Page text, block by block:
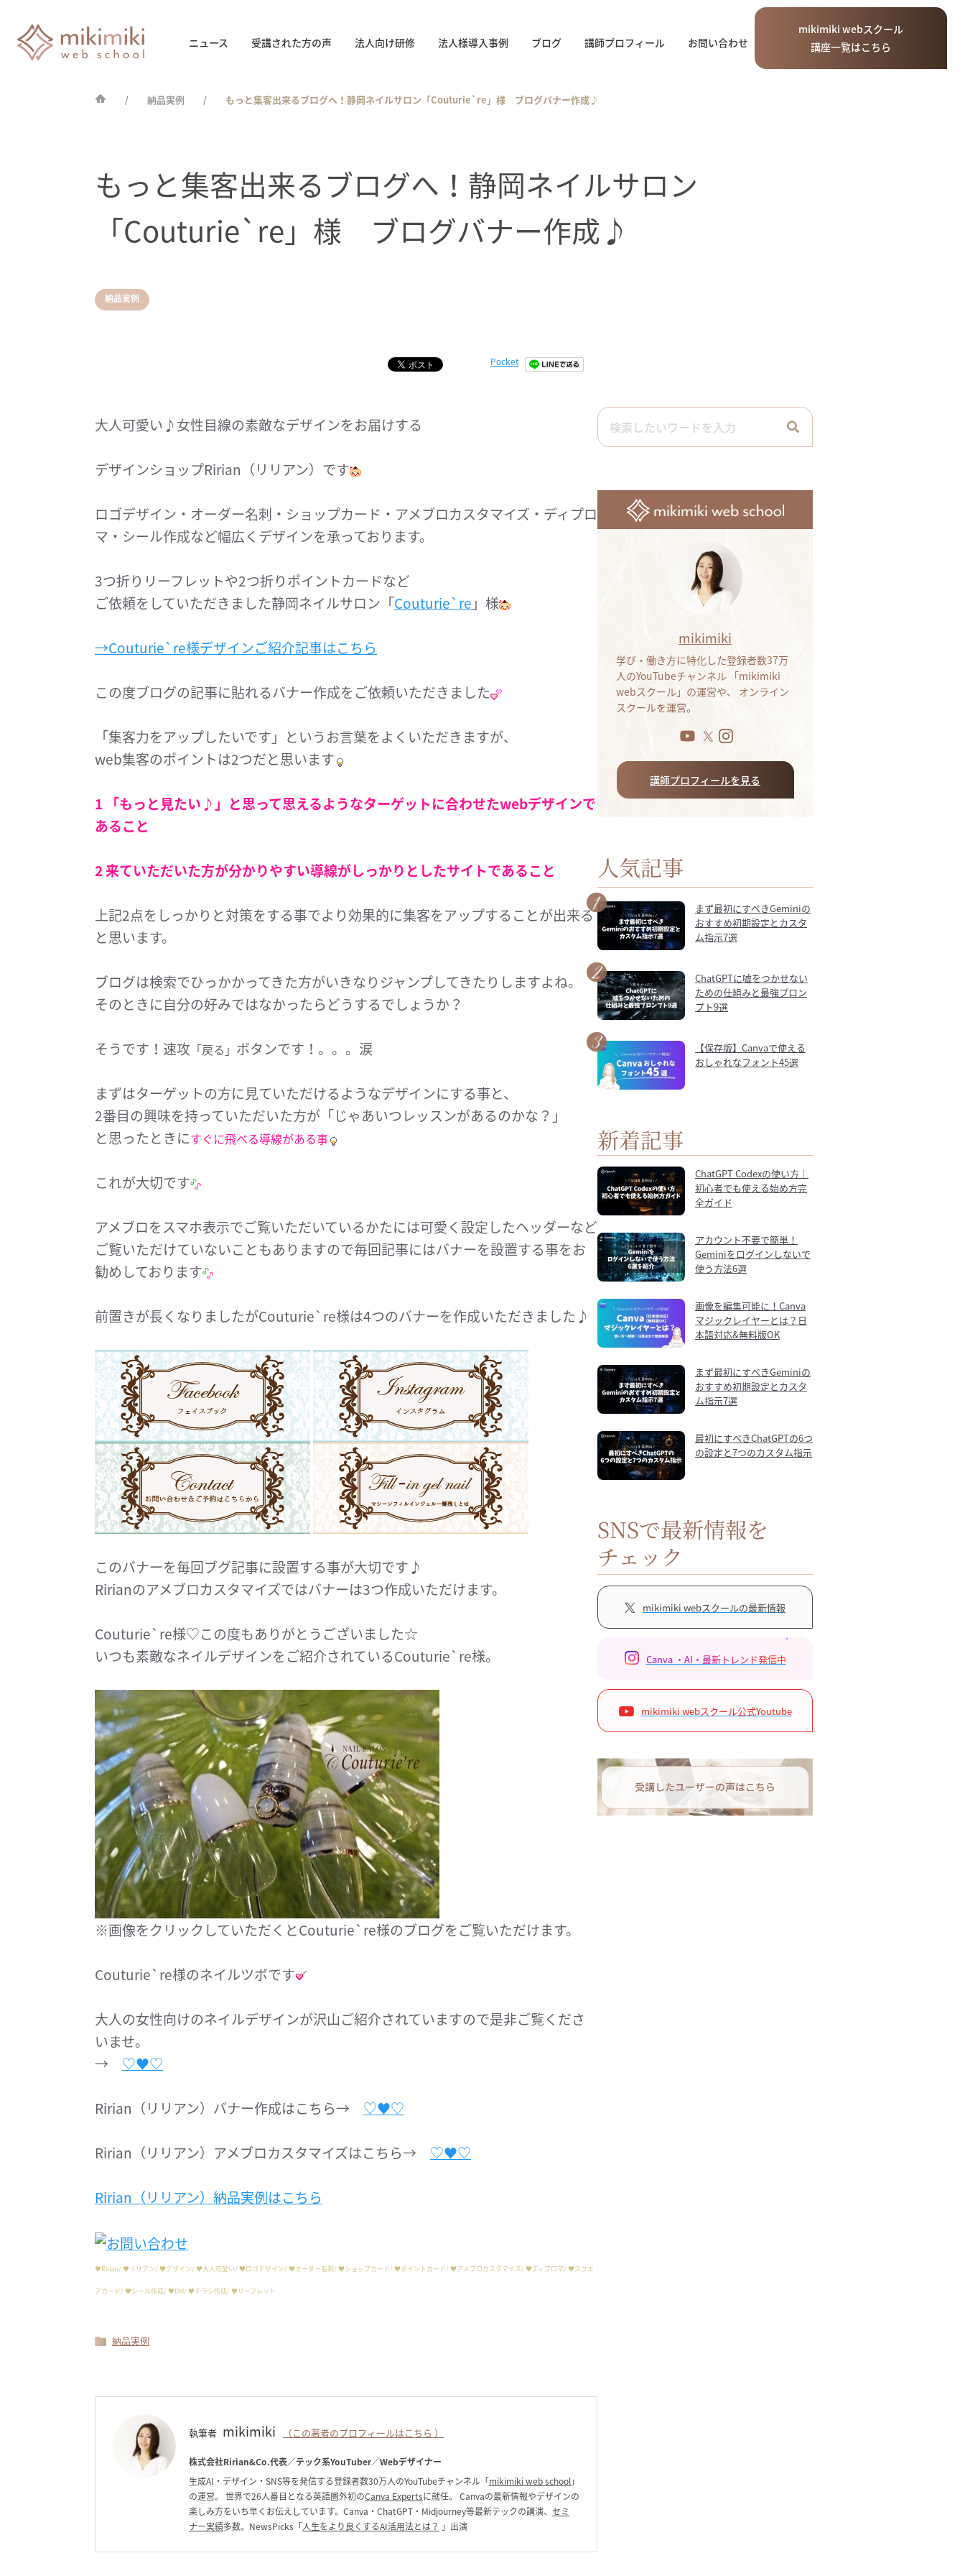
ニュース 受講された方の声 法人向け研修 法人様導入事例 ブログ 講師プロフィール お問い合わせ
mikimiki webスクール
講座一覧はこちら
納品実例 もっと集客出来るブログへ！静岡ネイルサロン「Couturie`re」様 ブログバナー作成♪
納品実例
もっと集客出来るブログへ！静岡ネイルサロン
「Couturie`re」様 ブログバナー作成♪
Pocket
大人可愛い♪女性目線の素敵なデザインをお届けする
デザインショップRirian（リリアン）です
ロゴデザイン・オーダー名刺・ショップカード・アメブロカスタマイズ・ディプロ
マ・シール作成など幅広くデザインを承っております。
3つ折りリーフレットや2つ折りポイントカードなど
ご依頼をしていただきました静岡ネイルサロン「Couturie`re 」様
→Couturie`re様デザインご紹介記事はこちら
この度ブログの記事に貼れるバナー作成をご依頼いただきました
「集客力をアップしたいです」というお言葉をよくいただきますが、
web集客のポイントは2つだと思います
1 「もっと見たい♪」と思って思えるようなターゲットに合わせたwebデザインで
あること
2 来ていただいた方が分かりやすい導線がしっかりとしたサイトであること
上記2点をしっかりと対策をする事でより効果的に集客をアップすることが出来る
と思います。
ブログは検索でひっかかってきた方がいきなりジャンプしてきたりしますよね。
そのときに自分の好みではなかったらどうするでしょうか？
そうです！速攻 「戻る」 ボタンです！。。。涙
まずはターゲットの方に見ていただけるようなデザインにする事と、
2番目の興味を持っていただいた方が「じゃあいつレッスンがあるのかな？」
と思ったときにすぐに飛べる導線がある事
これが大切です
アメブロをスマホ表示でご覧いただいているかたには可愛く設定したヘッダーなど
ご覧いただけていないこともありますので毎回記事にはバナーを設置する事をお
勧めしております
前置きが長くなりましたがCouturie`re様は4つのバナーを作成いただきました♪
このバナーを毎回ブグ記事に設置する事が大切です♪
Ririanのアメブロカスタマイズではバナーは3つ作成いただけます。
Couturie`re様♡この度もありがとうございました☆
いつも素敵なネイルデザインをご紹介されているCouturie`re様。
※画像をクリックしていただくとCouturie`re様のブログをご覧いただけます。
Couturie`re様のネイルツボです
大人の女性向けのネイルデザインが沢山ご紹介されていますので是非ご覧くださ
いませ。
→ ♡♥︎♡
Ririan（リリアン）バナー作成はこちら→ ♡♥︎♡
Ririan（リリアン）アメブロカスタマイズはこちら→ ♡♥︎♡
Ririan（リリアン）納品実例はこちら
♥︎Ririan/ ♥︎リリアン/ ♥︎デザイン/ ♥︎大人可愛い/ ♥︎ロゴデザイン/ ♥︎オーダー名刺/ ♥︎ショップカード/ ♥︎ポイントカード/ ♥︎アメブロカスタマイズ/ ♥︎ディプロマ/ ♥︎スクエ
アカード/ ♥︎シール作成/ ♥︎DM/ ♥︎チラシ作成/ ♥︎リーフレット
納品実例
執筆者 mikimiki （この著者のプロフィールはこちら ）
株式会社Ririan&Co.代表／テック系YouTuber／Webデザイナー
生成AI・デザイン・SNS等を発信する登録者数30万人のYouTubeチャンネル「mikimiki web school」
の運営。 世界で26人番目となる英語圏外初のCanva Expertsに就任。 Canvaの最新情報やデザインの
楽しみ方をいち早くお伝えしています。Canva・ChatGPT・Midjourney等最新テックの講演、 セミ
ナー実績多数。NewsPicks「人生をより良くするAI活用法とは？ 」出演
mikimiki
学び・働き方に特化した登録者数37万
人のYouTubeチャンネル 「mikimiki
webスクール」の運営や、 オンライン
スクールを運営。
講師プロフィールを見る
人気記事
まず最初にすべきGeminiの
おすすめ初期設定とカスタ
ム指示7選
ChatGPTに嘘をつかせない
ための仕組みと最強プロン
プト9選
【保存版】Canvaで使える
おしゃれなフォント45選
新着記事
ChatGPT Codexの使い方｜
初心者でも使える始め方完
全ガイド
アカウント不要で簡単！
Geminiをログインしないで
使う方法6選
画像を編集可能に！Canva
マジックレイヤーとは？日
本語対応&無料版OK
まず最初にすべきGeminiの
おすすめ初期設定とカスタ
ム指示7選
最初にすべきChatGPTの6つ
の設定と7つのカスタム指示
SNSで最新情報を
チェック
mikimiki webスクールの最新情報
Canva ・AI・最新トレンド発信中
mikimiki webスクール公式Youtube